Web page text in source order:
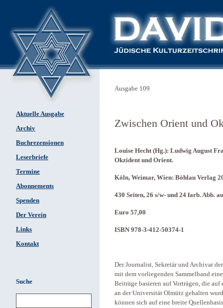
Aktuelle Ausgabe
Archiv
Buchrezensionen
Leserbriefe
Termine
Abonnements
Spenden
Der Verein
Links
Kontakt
Suche
Ausgabe 109
Zwischen Orient und
Louise Hecht (Hg.): Ludwig August
Okzident und Orient.
Köln, Weimar, Wien: Böhlau Verlag
430 Seiten, 26 s/w- und 24 farb. Abb.
Euro 57,00
ISBN 978-3-412-50374-1
Der Journalist, Sekretär und Archivar
mit dem vorliegenden Sammelband
Beiträge basieren auf Vorträgen, die
an der Universität Olmütz gehalten
können sich auf eine breite